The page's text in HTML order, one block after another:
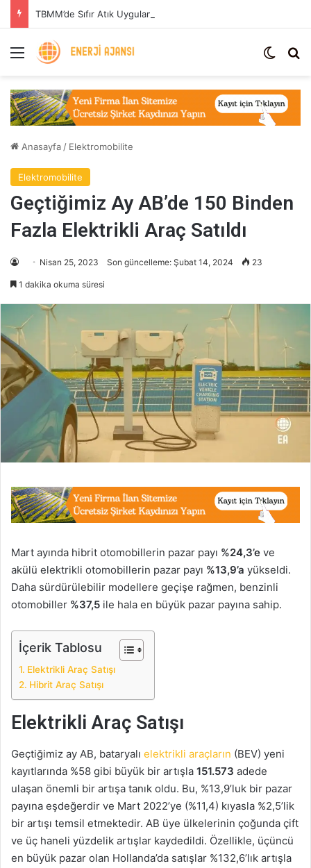
Menü Dış
Anasayfa / Elektromobilite
Elektromobilite
Geçtiğimiz Ay AB’de 150 Binden
Fazla Elektrikli Araç Satıldı
Nisan 25, 2023 Son güncelleme: Şubat 14, 2024 23
1 dakika okuma süresi
Mart ayında hibrit otomobillerin pazar payı %24,3’e ve
akülü elektrikli otomobillerin pazar payı %13,9’a yükseldi.
Daha sürdürülebilir modellere geçişe rağmen, benzinli
otomobiller %37,5 ile hala en büyük pazar payına sahip.
İçerik Tablosu
Elektrikli Araç Satışı
Hibrit Araç Satışı
Elektrikli Araç Satışı
Geçtiğimiz ay AB, bataryalı elektrikli araçların (BEV) yeni
kayıtlarında %58 gibi büyük bir artışla 151.573 adede
ulaşan önemli bir artışa tanık oldu. Bu, %13,9’luk bir pazar
payına eşdeğerdir ve Mart 2022’ye (%11,4) kıyasla %2,5’lik
bir artışı temsil etmektedir. AB üye ülkelerinin çoğunda çift
ve üç haneli yüzdelik artışlar kaydedildi. Özellikle, üçüncü
en büyük pazar olan Hollanda’da satışlar %132,6’lık artışla